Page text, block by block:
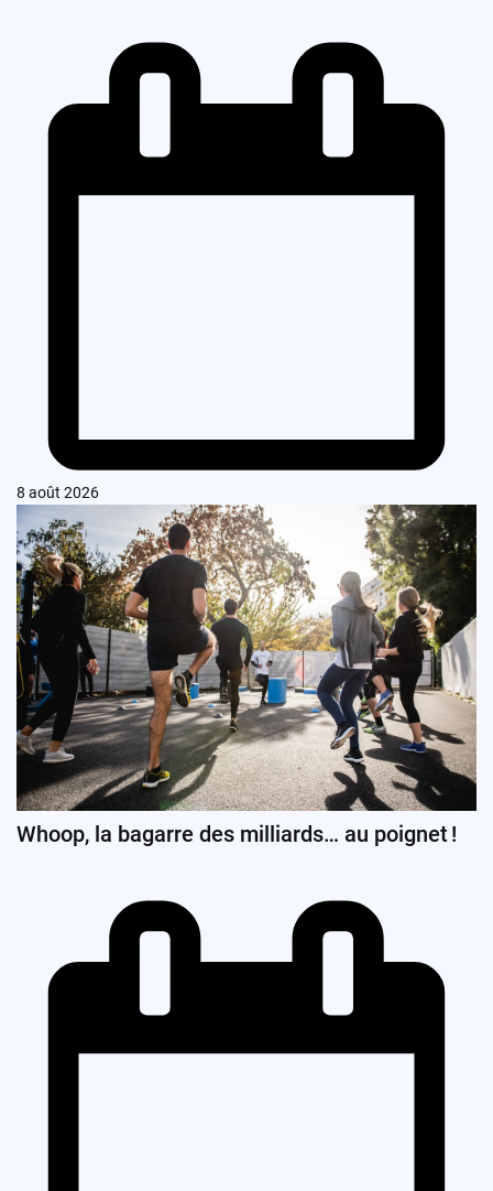
8 août 2026
Whoop, la bagarre des milliards… au poignet !